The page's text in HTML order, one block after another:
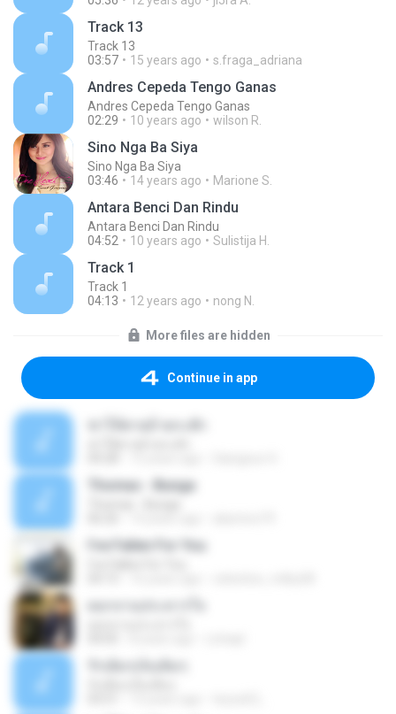
Track 13
Track 13
03:57
15 years ago s.fraga_adriana
Andres Cepeda Tengo Ganas
Andres Cepeda Tengo Ganas
02:29
10 years ago wilson R.
Sino Nga Ba Siya
Sino Nga Ba Siya
03:46
14 years ago Marione S.
Antara Benci Dan Rindu
Antara Benci Dan Rindu
04:52
10 years ago Sulistija H.
Track 1
Track 1
04:13
12 years ago nong N.
More files are hidden
Continue in app
Thomas - Bunga
I've Fallen For You